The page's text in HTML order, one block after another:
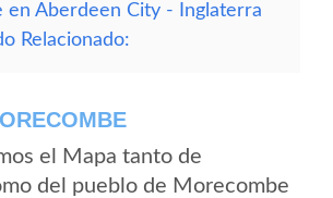
en Aberdeen City - Inglaterra
Relacionado:
el Mapa tanto de
del pueblo de Morecombe